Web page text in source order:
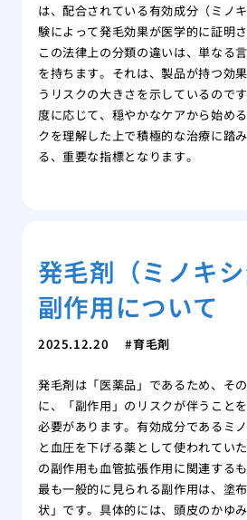
は、配合されている有効成分（ミノ
験によって発毛効果が医学的に証明
この法律上の分類の違いは、単なる
を持ちます。それは、製品が持つ効
うリスクの大きさを示しているので
度に応じて、穏やかなケアから始め
クを理解した上で積極的な治療に踏
る、重要な指標となります。
発毛剤（ミノキ
副作用について
2025.12.20 育毛剤
発毛剤は「医薬品」であるため、そ
に、「副作用」のリスクが伴うこと
必要があります。有効成分であるミ
と血圧を下げる薬として使われてい
の副作用も血管拡張作用に関連する
最も一般的に見られる副作用は、塗
状」です。具体的には、頭皮のかゆ